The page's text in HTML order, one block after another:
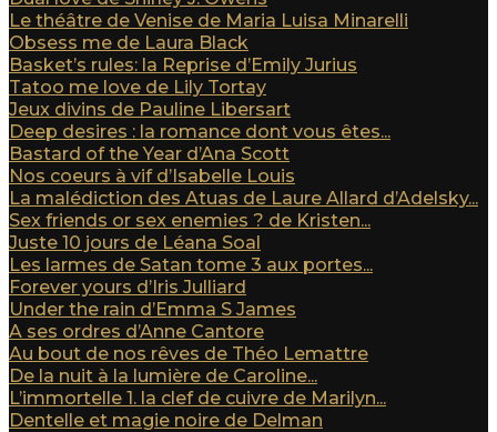
Le théâtre de Venise de Maria Luisa Minarelli
Obsess me de Laura Black
Basket’s rules: la Reprise d’Emily Jurius
Tatoo me love de Lily Tortay
Jeux divins de Pauline Libersart
Deep desires : la romance dont vous êtes...
Bastard of the Year d’Ana Scott
Nos coeurs à vif d’Isabelle Louis
La malédiction des Atuas de Laure Allard d’Adelsky...
Sex friends or sex enemies ? de Kristen...
Juste 10 jours de Léana Soal
Les larmes de Satan tome 3 aux portes...
Forever yours d’Iris Julliard
Under the rain d’Emma S James
A ses ordres d’Anne Cantore
Au bout de nos rêves de Théo Lemattre
De la nuit à la lumière de Caroline...
L’immortelle 1. la clef de cuivre de Marilyn...
Dentelle et magie noire de Delman